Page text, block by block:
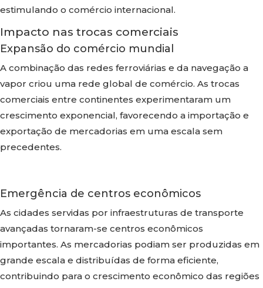
estimulando o comércio internacional.
Impacto nas trocas comerciais
Expansão do comércio mundial
A combinação das redes ferroviárias e da navegação a
vapor criou uma rede global de comércio. As trocas
comerciais entre continentes experimentaram um
crescimento exponencial, favorecendo a importação e
exportação de mercadorias em uma escala sem
precedentes.
Emergência de centros econômicos
As cidades servidas por infraestruturas de transporte
avançadas tornaram-se centros econômicos
importantes. As mercadorias podiam ser produzidas em
grande escala e distribuídas de forma eficiente,
contribuindo para o crescimento econômico das regiões